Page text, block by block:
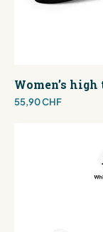
Women’s
Preis
55,90 CHF